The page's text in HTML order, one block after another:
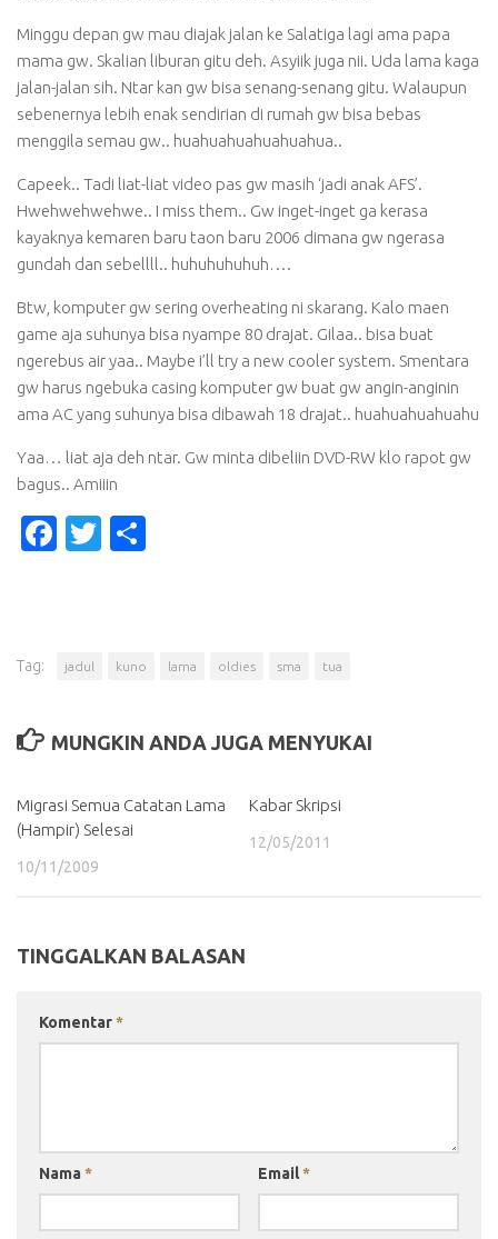
Minggu depan gw mau diajak jalan ke Salatiga lagi ama papa
mama gw. Skalian liburan gitu deh. Asyiik juga nii. Uda lama kaga
jalan-jalan sih. Ntar kan gw bisa senang-senang gitu. Walaupun
sebenernya lebih enak sendirian di rumah gw bisa bebas
menggila semau gw.. huahuahuahuahuahua..
Capeek.. Tadi liat-liat video pas gw masih ‘jadi anak AFS’.
Hwehwehwehwe.. I miss them.. Gw inget-inget ga kerasa
kayaknya kemaren baru taon baru 2006 dimana gw ngerasa
gundah dan sebellll.. huhuhuhuhuh….
Btw, komputer gw sering overheating ni skarang. Kalo maen
game aja suhunya bisa nyampe 80 drajat. Gilaa.. bisa buat
ngerebus air yaa.. Maybe i’ll try a new cooler system. Smentara
gw harus ngebuka casing komputer gw buat gw angin-anginin
ama AC yang suhunya bisa dibawah 18 drajat.. huahuahuahuahu
Yaa… liat aja deh ntar. Gw minta dibeliin DVD-RW klo rapot gw
bagus.. Amiiin
Facebook
Twitter
Tag: jadul kuno lama oldies sma tua
MUNGKIN ANDA JUGA MENYUKAI
Migrasi Semua Catatan Lama
(Hampir) Selesai
10/11/2009
Kabar Skripsi
12/05/2011
TINGGALKAN BALASAN
Komentar*
Nama * Email*